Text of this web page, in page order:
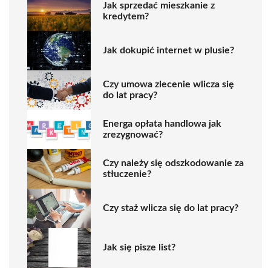
Jak sprzedać mieszkanie z
kredytem?
Jak dokupić internet w plusie?
Czy umowa zlecenie wlicza się
do lat pracy?
Energa opłata handlowa jak
zrezygnować?
Czy należy się odszkodowanie za
stłuczenie?
Czy staż wlicza się do lat pracy?
Jak się pisze list?